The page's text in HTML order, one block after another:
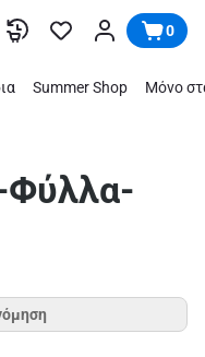
0
Summer Shop Μόνο
Φύλλα-